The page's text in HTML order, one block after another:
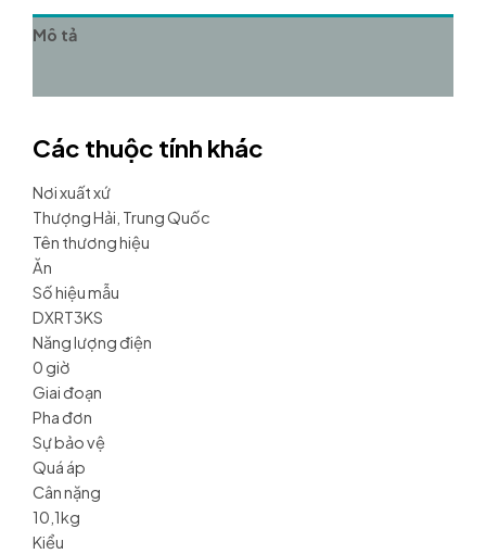
Mô tả
Các thuộc tính khác
Nơi xuất xứ
Thượng Hải, Trung Quốc
Tên thương hiệu
Ăn
Số hiệu mẫu
DXRT3KS
Năng lượng điện
0 giờ
Giai đoạn
Pha đơn
Sự bảo vệ
Quá áp
Cân nặng
10,1kg
Kiểu